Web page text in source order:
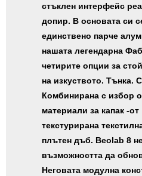
стъклен интерфейс
допир. В основата си
единствено парче
нашата легендарна
четирите опции за
на изкуството. Тънка.
Комбинирана с избор
материали за капак -oт
текстурирана
плътен дъб. Beolab 8
възможността да
Неговата модулна